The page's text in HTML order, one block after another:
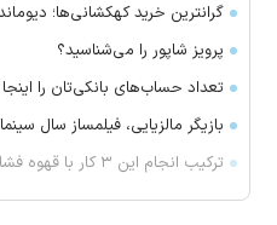
گرانترین خرید کهکشانی‌ها؛
پرویز شاپور را می‌شناسید؟
تعداد حساب‌های بانکی‌تان را اینجا
بازیگر مالزیایی، فیلمساز سال
ترکیب انجام این ۳ کار با قهوه فشار زیادی به قلب وارد می‌کند